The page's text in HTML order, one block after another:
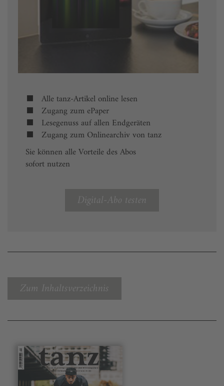
Alle tanz-Artikel online lesen
Zugang zum ePaper
Lesegenuss auf allen Endgeräten
Zugang zum Onlinearchiv von tanz
Sie können alle Vorteile des Abos
sofort nutzen
Digital-Abo testen
Zum Inhaltsverzeichnis